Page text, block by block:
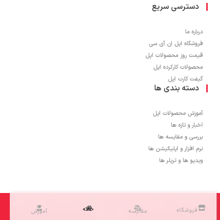
آموزش خانه مقایسه فروشگاه
دسترسی سریع
درباره ما
فروشگاه اپل اِن آی سی
قیمت روز محصولات اپل
محصولات کارکرده اپل
گیفت کارت اپل
دسته بندی ها
آموزش محصولات اپل
اخبار و تازه ها
بررسی و مقایسه ها
نرم افزار و اپلیکیشن ها
ویدیو ها و تریلر ها
1403 © تمامی حقوق برای اپل اِن آی سی محفوظ می باشد و کپی برداری از محتوا